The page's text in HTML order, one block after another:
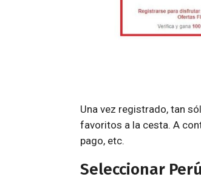
Una vez registrado, tan
favoritos a la cesta. A
pago, etc.
Seleccionar